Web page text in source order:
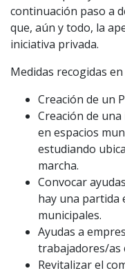
continuación paso a
que, aún y todo, la
iniciativa privada.
Medidas recogidas
Creación de un
Creación de
en espacios
estudiando
marcha.
Convocar
hay una partida
municipales.
Ayudas a
trabajadores/as
Revitalizar el